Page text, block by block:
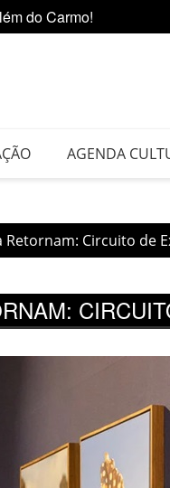
Center Lapa
AGENDA
Retornam: Circuito de